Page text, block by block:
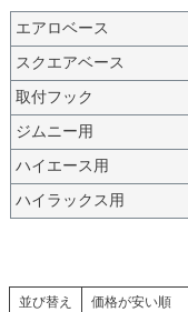
エアロベース
スクエアベース
取付フック
ジムニー用
ハイエース用
ハイラックス用
並び替え 価格が安い順